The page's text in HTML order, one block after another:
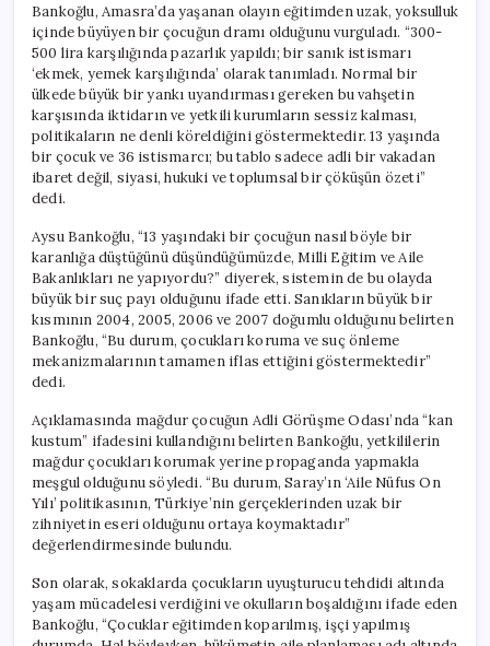
Bankoğlu, Amasra’da yaşanan olayın eğitimden uzak, yoksulluk
içinde büyüyen bir çocuğun dramı olduğunu vurguladı. “300-
500 lira karşılığında pazarlık yapıldı; bir sanık istismarı
‘ekmek, yemek karşılığında’ olarak tanımladı. Normal bir
ülkede büyük bir yankı uyandırması gereken bu vahşetin
karşısında iktidarın ve yetkili kurumların sessiz kalması,
politikaların ne denli köreldiğini göstermektedir. 13 yaşında
bir çocuk ve 36 istismarcı; bu tablo sadece adli bir vakadan
ibaret değil, siyasi, hukuki ve toplumsal bir çöküşün özeti”
dedi.
Aysu Bankoğlu, “13 yaşındaki bir çocuğun nasıl böyle bir
karanlığa düştüğünü düşündüğümüzde, Milli Eğitim ve Aile
Bakanlıkları ne yapıyordu?” diyerek, sistemin de bu olayda
büyük bir suç payı olduğunu ifade etti. Sanıkların büyük bir
kısmının 2004, 2005, 2006 ve 2007 doğumlu olduğunu belirten
Bankoğlu, “Bu durum, çocukları koruma ve suç önleme
mekanizmalarının tamamen iflas ettiğini göstermektedir”
dedi.
Açıklamasında mağdur çocuğun Adli Görüşme Odası’nda “kan
kustum” ifadesini kullandığını belirten Bankoğlu, yetkililerin
mağdur çocukları korumak yerine propaganda yapmakla
meşgul olduğunu söyledi. “Bu durum, Saray’ın ‘Aile Nüfus On
Yılı’ politikasının, Türkiye’nin gerçeklerinden uzak bir
zihniyetin eseri olduğunu ortaya koymaktadır”
değerlendirmesinde bulundu.
Son olarak, sokaklarda çocukların uyuşturucu tehdidi altında
yaşam mücadelesi verdiğini ve okulların boşaldığını ifade eden
Bankoğlu, “Çocuklar eğitimden koparılmış, işçi yapılmış